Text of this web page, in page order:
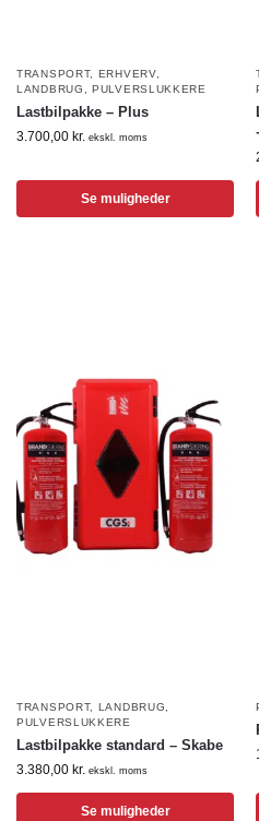
TRANSPORT, ERHVERV,
LANDBRUG , PULVERSLUKKERE
Lastbilpakke – Plus
3.700,00 kr. ekskl. moms
Se muligheder
TRANSPORT, LANDBRUG,
PULVERSLUKKERE
Lastbilpakke standard – Skabe
3.380,00 kr. ekskl. moms
Se muligheder